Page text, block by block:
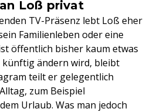
Loß privat
TV-Präsenz lebt Loß eher
Familienleben oder eine
öffentlich bisher kaum etwas
künftig ändern wird, bleibt
teilt er gelegentlich
zum Beispiel
Urlaub. Was man jedoch